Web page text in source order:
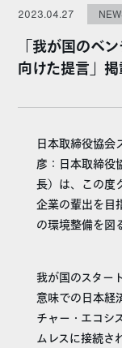
2023.04.27
「我が国のベ
向けた提言」
日本取締役協
彦：日本取締役
長）は、この度
企業の輩出を目
の環境整備を図
我が国のスター
意味での日本経
チャー・エコシ
ムレスに接続さ